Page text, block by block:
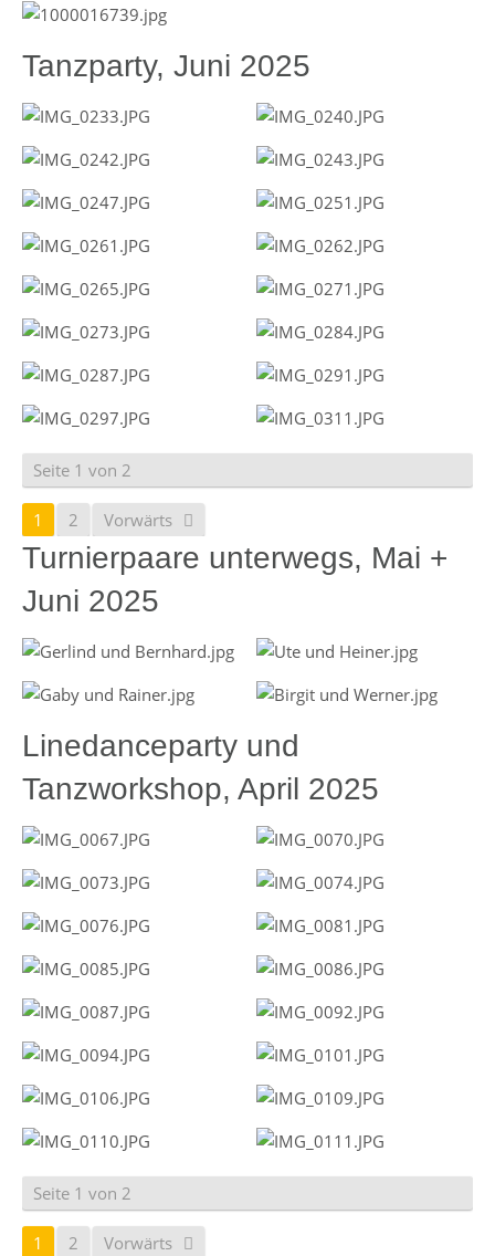
Tanzparty, Juni 2025
Seite 1 von 2
1 2 Vorwärts
Turnierpaare unterwegs, Mai +
Juni 2025
Linedanceparty und
Tanzworkshop, April 2025
Seite 1 von 2
1 2 Vorwärts